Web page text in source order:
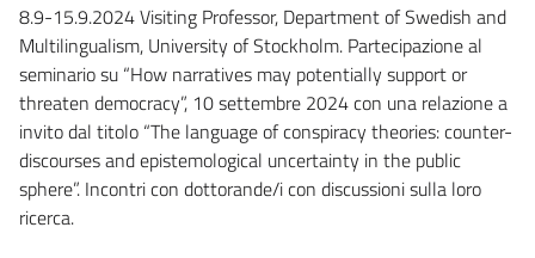
8.9-15.9.2024 Visiting Professor, Department of Swedish and
Multilingualism, University of Stockholm. Partecipazione al
seminario su “How narratives may potentially support or
threaten democracy”, 10 settembre 2024 con una relazione a
invito dal titolo “The language of conspiracy theories: counter-
discourses and epistemological uncertainty in the public
sphere”. Incontri con dottorande/i con discussioni sulla loro
ricerca.